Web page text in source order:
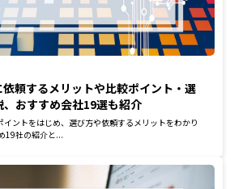
頼するメリットや比較ポイント・選
おすすめ会社19選も紹介
イントをはじめ、選び方や依頼するメリットをわかり
19社の紹介と...